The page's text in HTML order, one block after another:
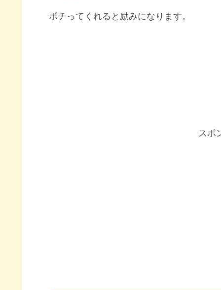
ポチってくれると励みになります。
スポ